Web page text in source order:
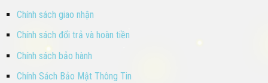
Chính sách giao nhận
Chính sách đổi trả và hoàn tiền
Chính sách bảo hành
Chính Sách Bảo Mật Thông Tin